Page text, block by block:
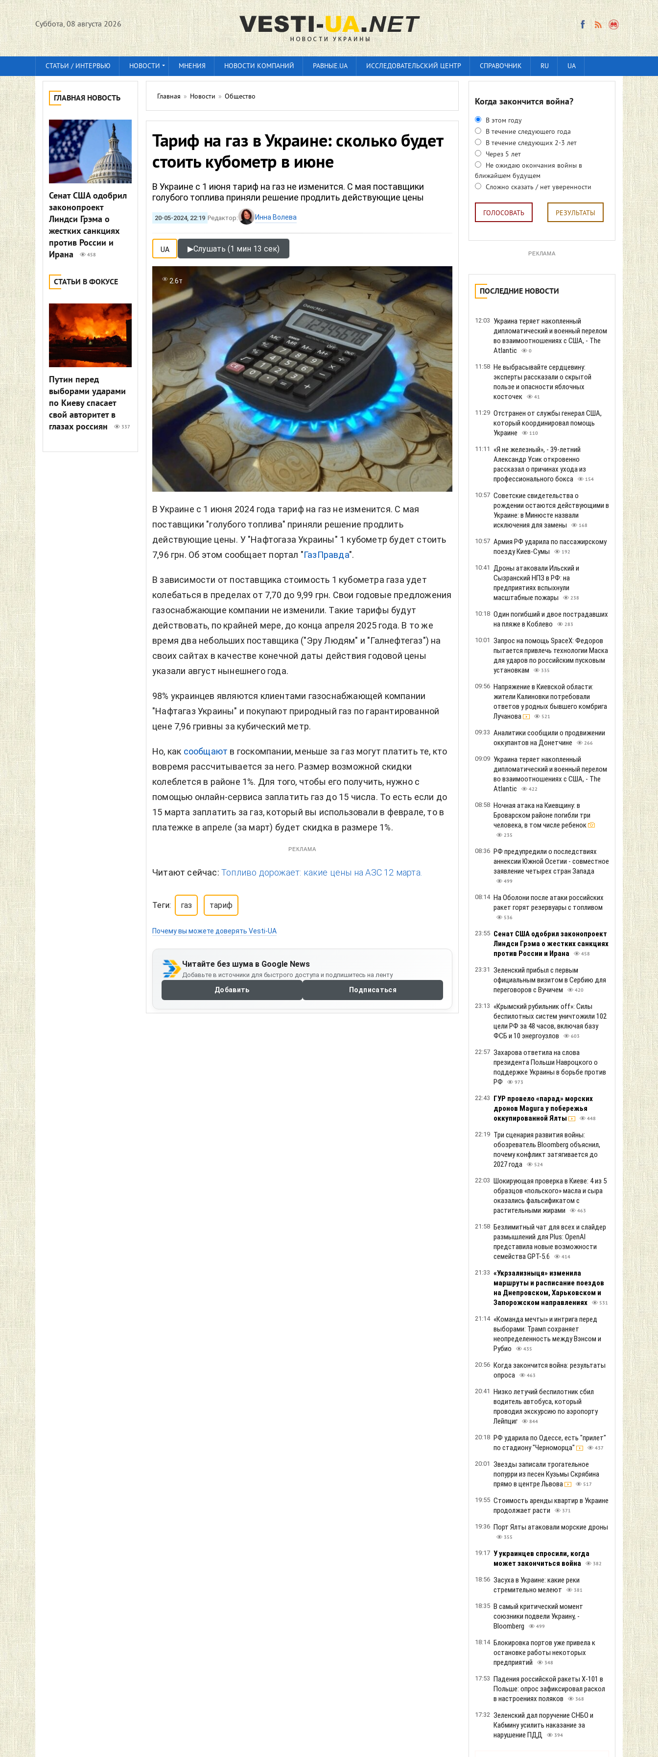
Суббота, 08 августа 2026
СТАТЬИ / ИНТЕРВЬЮ НОВОСТИ МНЕНИЯ НОВОСТИ КОМПАНИЙ РАВНЫЕ.UA ИССЛЕДОВАТЕЛЬСКИЙ ЦЕНТР СПРАВОЧНИК RU UA
ГЛАВНАЯ НОВОСТЬ
Сенат США одобрил
законопроект
Линдси Грэма о
жестких санкциях
против России и
Ирана
458
СТАТЬИ В ФОКУСЕ
Путин перед
выборами ударами
по Киеву спасает
свой авторитет в
глазах россиян
337
Главная » Новости » Общество
Тариф на газ в Украине: сколько будет
стоить кубометр в июне
В Украине с 1 июня тариф на газ не изменится. С мая поставщики
голубого топлива приняли решение продлить действующие цены
20-05-2024, 22:19 Редактор: Инна Волева
UA ▶Слушать (1 мин 13 сек)
2.6т
В Украине с 1 июня 2024 года тариф на газ не изменится. С мая
поставщики "голубого топлива" приняли решение продлить
действующие цены. У "Нафтогаза Украины" 1 кубометр будет стоить
7,96 грн. Об этом сообщает портал "ГазПравда".
В зависимости от поставщика стоимость 1 кубометра газа удет
колебаться в пределах от 7,70 до 9,99 грн. Свои годовые предложения
газоснабжающие компании не изменили. Такие тарифы будут
действовать, по крайней мере, до конца апреля 2025 года. В то же
время два небольших поставщика ("Эру Людям" и "Галнефтегаз") на
своих сайтах в качестве конечной даты действия годовой цены
указали август нынешнего года.
98% украинцев являются клиентами газоснабжающей компании
"Нафтагаз Украины" и покупают природный газ по гарантированной
цене 7,96 гривны за кубический метр.
Но, как сообщают в госкомпании, меньше за газ могут платить те, кто
вовремя рассчитывается за него. Размер возможной скидки
колеблется в районе 1%. Для того, чтобы его получить, нужно с
помощью онлайн-сервиса заплатить газ до 15 числа. То есть если до
15 марта заплатить за газ, который вы использовали в феврале, то в
платежке в апреле (за март) будет скидка в размере 1%.
РЕКЛАМА
Читают сейчас: Топливо дорожает: какие цены на АЗС 12 марта.
Теги: газ тариф
Почему вы можете доверять Vesti-UA
Читайте без шума в Google News
Добавьте в источники для быстрого доступа и подпишитесь на ленту
Добавить Подписаться
Когда закончится война?
В этом году
В течение следующего года
В течение следующих 2-3 лет
Через 5 лет
Не ожидаю окончания войны в
ближайшем будущем
Сложно сказать / нет уверенности
ГОЛОСОВАТЬ РЕЗУЛЬТАТЫ
РЕКЛАМА
ПОСЛЕДНИЕ НОВОСТИ
12:03 Украина теряет накопленный
дипломатический и военный перелом
во взаимоотношениях с США, - The
Atlantic
0
11:58 Не выбрасывайте сердцевину:
эксперты рассказали о скрытой
пользе и опасности яблочных
косточек
41
11:29 Отстранен от службы генерал США,
который координировал помощь
Украине
110
11:11
«Я не железный», - 39-летний
Александр Усик откровенно
рассказал о причинах ухода из
профессионального бокса
154
10:57 Советские свидетельства о
рождении остаются действующими в
Украине: в Минюсте назвали
исключения для замены
168
10:57 Армия РФ ударила по пассажирскому
поезду Киев-Сумы
192
10:41 Дроны атаковали Ильский и
Сызранский НПЗ в РФ: на
предприятиях вспыхнули
масштабные пожары
238
10:18 Один погибший и двое пострадавших
на пляже в Коблево
283
10:01 Запрос на помощь SpaceX: Федоров
пытается привлечь технологии Маска
для ударов по российским пусковым
установкам
335
09:56 Напряжение в Киевской области:
жители Калиновки потребовали
ответов у родных бывшего комбрига
Лучанова
521
09:33 Аналитики сообщили о продвижении
оккупантов на Донетчине
266
09:09 Украина теряет накопленный
дипломатический и военный перелом
во взаимоотношениях с США, - The
Atlantic
422
08:58 Ночная атака на Киевщину: в
Броварском районе погибли три
человека, в том числе ребенок
235
08:36 РФ предупредили о последствиях
аннексии Южной Осетии - совместное
заявление четырех стран Запада
499
08:14 На Оболони после атаки российских
ракет горят резервуары с топливом
536
23:55 Сенат США одобрил законопроект
Линдси Грэма о жестких санкциях
против России и Ирана
458
23:31 Зеленский прибыл с первым
официальным визитом в Сербию для
переговоров с Вучичем
420
23:13 «Крымский рубильник off»: Силы
беспилотных систем уничтожили 102
цели РФ за 48 часов, включая базу
ФСБ и 10 энергоузлов
603
22:57 Захарова ответила на слова
президента Польши Навроцкого о
поддержке Украины в борьбе против
РФ
973
22:43 ГУР провело «парад» морских
дронов Magura у побережья
оккупированной Ялты
448
22:19 Три сценария развития войны:
обозреватель Bloomberg объяснил,
почему конфликт затягивается до
2027 года
524
22:03 Шокирующая проверка в Киеве: 4 из 5
образцов «польского» масла и сыра
оказались фальсификатом с
растительными жирами
463
21:58 Безлимитный чат для всех и слайдер
размышлений для Plus: OpenAI
представила новые возможности
семейства GPT-5.6
414
21:33 «Укрзализныця» изменила
маршруты и расписание поездов
на Днепровском, Харьковском и
Запорожском направлениях
531
21:14 «Команда мечты» и интрига перед
выборами: Трамп сохраняет
неопределенность между Вэнсом и
Рубио
435
20:56 Когда закончится война: результаты
опроса
463
20:41 Низко летучий беспилотник сбил
водитель автобуса, который
проводил экскурсию по аэропорту
Лейпциг
844
20:18 РФ ударила по Одессе, есть "прилет"
по стадиону "Черноморца"
437
20:01 Звезды записали трогательное
попурри из песен Кузьмы Скрябина
прямо в центре Львова
517
19:55 Стоимость аренды квартир в Украине
продолжает расти
371
19:36 Порт Ялты атаковали морские дроны
355
19:17 У украинцев спросили, когда
может закончиться война
382
18:56 Засуха в Украине: какие реки
стремительно мелеют
381
18:35 В самый критический момент
союзники подвели Украину, -
Bloomberg
499
18:14 Блокировка портов уже привела к
остановке работы некоторых
предприятий
348
17:53 Падения российской ракеты Х-101 в
Польше: опрос зафиксировал раскол
в настроениях поляков
368
17:32 Зеленский дал поручение СНБО и
Кабмину усилить наказание за
нарушение ПДД
394